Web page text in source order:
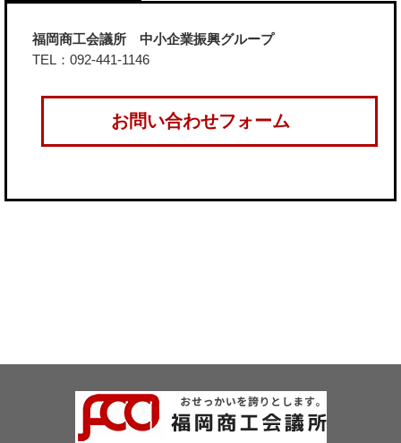
福岡商工会議所 中小企業振興グループ
TEL：092-441-1146
お問い合わせフォーム